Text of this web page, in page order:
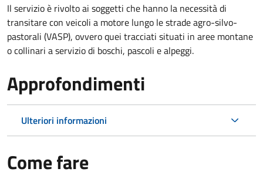
Il servizio è rivolto ai soggetti che hanno la necessità di
transitare con veicoli a motore lungo le strade agro-silvo-
pastorali (VASP), ovvero quei tracciati situati in aree montane
o collinari a servizio di boschi, pascoli e alpeggi.
Approfondimenti
Ulteriori informazioni
Come fare